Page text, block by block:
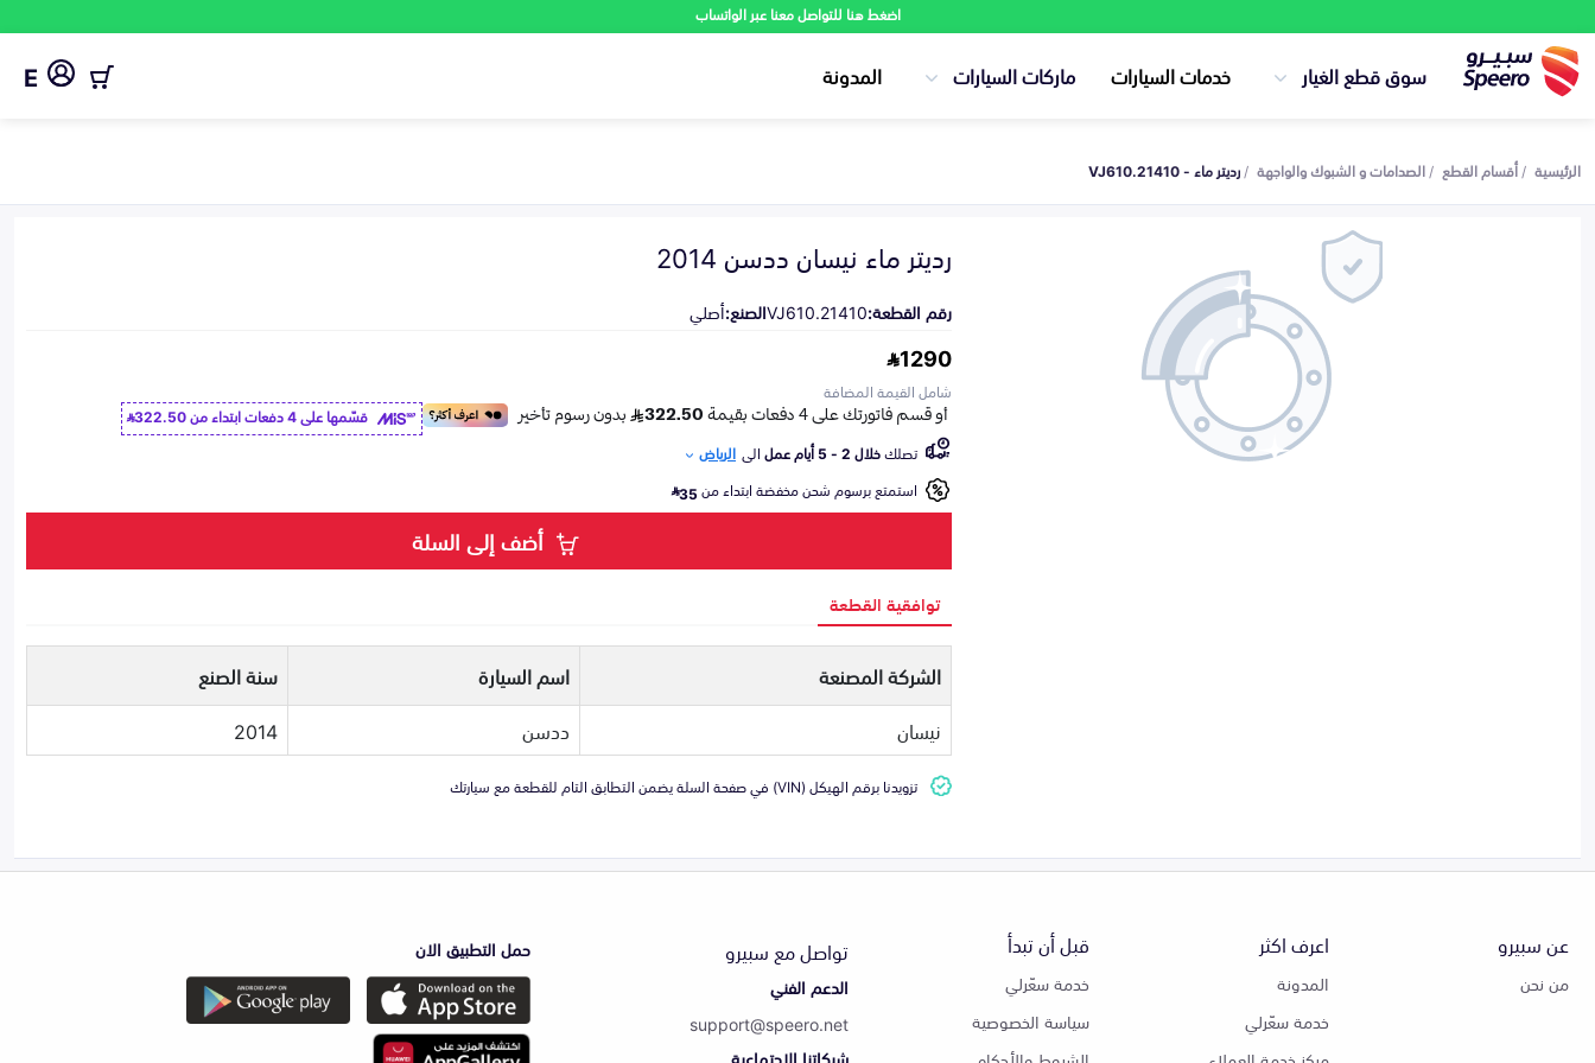
اضغط هنا للتواصل معنا عبر الواتساب
سوق قطع الغيار خدمات السيارات ماركات السيارات المدونة E
الرئيسية أقسام القطع الصدامات و الشبوك والواجهة رديتر ماء - 21410.VJ610
رديتر ماء نيسان ددسن 2014
رقم القطعة:21410.VJ610 الصنع:أصلي
1290
شامل القيمة المضافة
قسّمها على 4 دفعات ابتداء من
322.50
تصلكخلال 2 - 5 أيام عمل الى الرياض
استمتع برسوم شحن مخفضة ابتداء من35
أضف إلى السلة
توافقية القطعة
الشركة المصنعة اسم السيارة
سنة الصنع
نيسان
ددسن 2014
تزويدنا برقم الهيكل (VIN) في صفحة السلة يضمن التطابق التام للقطعة مع سيارتك
عن سبيرو
من نحن
اعرف اكثر
المدونة
خدمة سعّرلي
قبل أن تبدأ
خدمة سعّرلي
سياسة الخصوصية
تواصل مع سبيرو
الدعم الفني
support@speero.net
حمل التطبيق الان